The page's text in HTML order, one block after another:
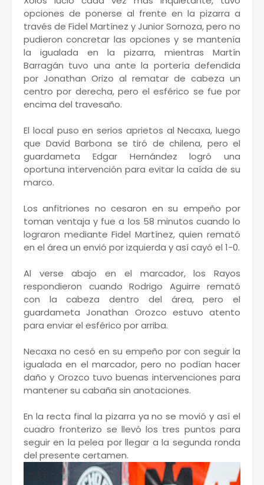
opciones de ponerse al frente en la pizarra a
través de Fidel Martínez y Junior Sornoza, pero no
pudieron concretar las opciones y se mantenía
la igualada en la pizarra, mientras Martín
Barragán tuvo una ante la portería defendida
por Jonathan Orizo al rematar de cabeza un
centro por derecha, pero el esférico se fue por
encima del travesaño.
El local puso en serios aprietos al Necaxa, luego
que David Barbona se tiró de chilena, pero el
guardameta Edgar Hernández logró una
oportuna intervención para evitar la caída de su
marco.
Los anfitriones no cesaron en su empeño por
toman ventaja y fue a los 58 minutos cuando lo
lograron mediante Fidel Martínez, quien remató
en el área un envió por izquierda y así cayó el 1-0.
Al verse abajo en el marcador, los Rayos
respondieron cuando Rodrigo Aguirre remató
con la cabeza dentro del área, pero el
guardameta Jonathan Orozco estuvo atento
para enviar el esférico por arriba.
Necaxa no cesó en su empeño por con seguir la
igualada en el marcador, pero no podían hacer
daño y Orozco tuvo buenas intervenciones para
mantener su cabaña sin anotaciones.
En la recta final la pizarra ya no se movió y así el
cuadro fronterizo se llevó los tres puntos para
seguir en la pelea por llegar a la segunda ronda
del presente certamen.